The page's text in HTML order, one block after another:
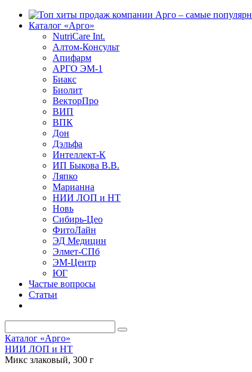
Каталог «Арго»
NutriCare Int.
Алтом-Консульт
Апифарм
АРГО ЭМ-1
Биакс
Биолит
ВекторПро
ВИП
ВПК
Дон
Дэльфа
Интеллект-К
ИП Быкова В.В.
Ляпко
Марианна
НИИ ЛОП и НТ
Новь
Сибирь-Цео
ФитоЛайн
ЭД Медицин
Элмет-СПб
ЭМ-Центр
ЮГ
Частые вопросы
Статьи
Каталог «Арго»
НИИ ЛОП и НТ
Микс злаковый, 300 г